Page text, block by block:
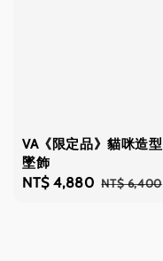
VA《限定品》貓咪造型
墜飾
Sale
NT$ 4,880 Regular
NT$ 6,400